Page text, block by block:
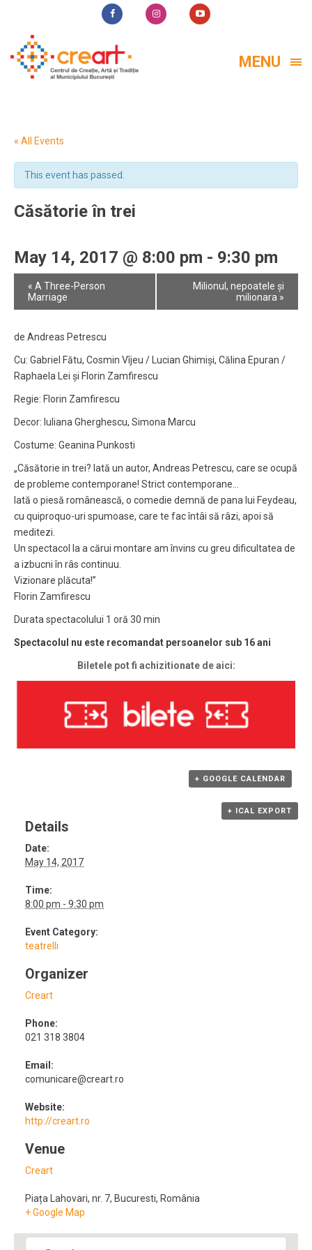
MENU
« All Events
This event has passed.
Căsătorie în trei
May 14, 2017 @ 8:00 pm - 9:30 pm
Event
Navigation
« A Three-Person
Marriage
Milionul, nepoatele și
milionara »
de Andreas Petrescu
Cu: Gabriel Fătu, Cosmin Vîjeu / Lucian Ghimiși, Călina Epuran /
Raphaela Lei și Florin Zamfirescu
Regie: Florin Zamfirescu
Decor: Iuliana Gherghescu, Simona Marcu
Costume: Geanina Punkosti
„Căsătorie in trei? Iată un autor, Andreas Petrescu, care se ocupă
de probleme contemporane! Strict contemporane…
Iată o piesă românească, o comedie demnă de pana lui Feydeau,
cu quiproquo-uri spumoase, care te fac întâi să râzi, apoi să
meditezi.
Un spectacol la a cărui montare am învins cu greu dificultatea de
a izbucni în râs continuu.
Vizionare plăcuta!”
Florin Zamfirescu
Durata spectacolului 1 oră 30 min
Spectacolul nu este recomandat persoanelor sub 16 ani
Biletele pot fi achizitionate de aici:
+ GOOGLE CALENDAR
+ ICAL EXPORT
Details
Date:
May 14, 2017
Time:
8:00 pm - 9:30 pm
Event Category:
teatrelli
Organizer
Creart
Phone:
021 318 3804
Email:
comunicare@creart.ro
Website:
http://creart.ro
Venue
Creart
Piața Lahovari, nr. 7, Bucuresti, România
+ Google Map